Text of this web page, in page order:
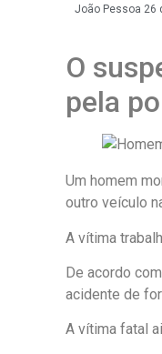
João Pessoa 26
O
pela
Um homem
outro veículo
A vítima
De acordo
acidente de
A vítima fatal